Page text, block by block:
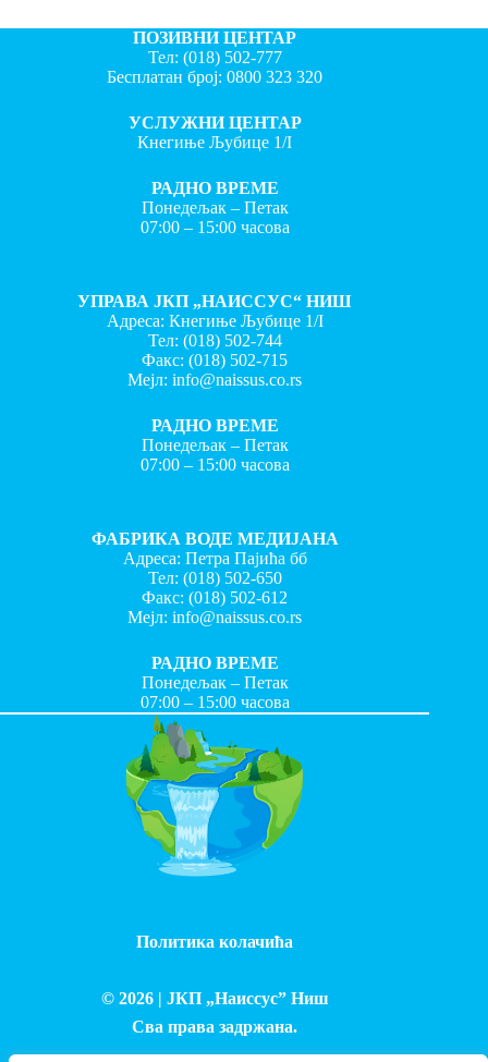
ПОЗИВНИ ЦЕНТАР
Тел: (018) 502-777
Бесплатан број:0800 323 320
УСЛУЖНИ ЦЕНТАР
Кнегиње Љубице 1/I
РАДНО ВРЕМЕ
Понедељак – Петак
07:00 – 15:00 часова
УПРАВА ЈКП „НАИССУС“ НИШ
Адреса: Кнегиње Љубице 1/I
Тел: (018) 502-744
Факс:(018) 502-715
Мејл:info@naissus.co.rs
РАДНО ВРЕМЕ
Понедељак – Петак
07:00 – 15:00 часова
ФАБРИКА ВОДЕ МЕДИЈАНА
Адреса: Петра Пајића бб
Тел: (018) 502-650
Факс:(018) 502-612
Мејл:info@naissus.co.rs
РАДНО ВРЕМЕ
Понедељак – Петак
07:00 – 15:00 часова
Политика колачића
© 2026 | ЈКП „Наиссус” Ниш
Сва права задржана.